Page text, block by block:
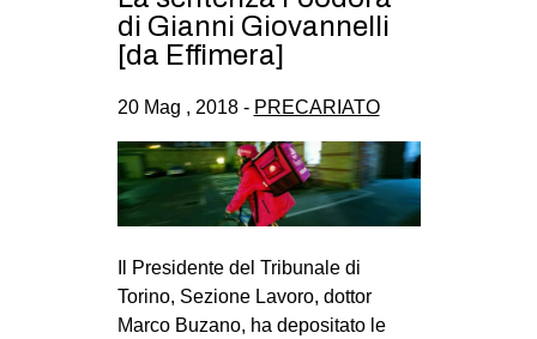
ABOUT
AREA
DEGENERAZIONE
GAZA FREESTYLE
CSOA LAMBRETTA
STUDENTI TSUNAMI
ZAM
di Gianni Giovannelli
[da Effimera]
20 Mag , 2018 - PRECARIATO
Il Presidente del Tribunale di
Torino, Sezione Lavoro, dottor
Marco Buzano, ha depositato le